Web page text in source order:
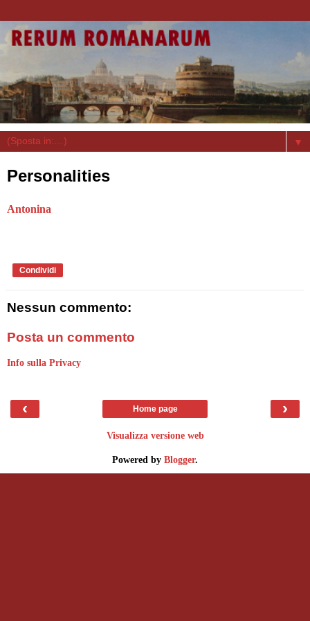
▼
Personalities
Antonina
Condividi
Nessun commento:
Posta un commento
Info sulla Privacy
‹ ›
Home page
Visualizza versione web
Powered by Blogger.